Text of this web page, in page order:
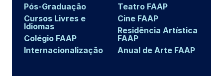
Pós-Graduação
Cursos Livres e
Idiomas
Colégio FAAP
Internacionalização
Teatro FAAP
Cine FAAP
Residência Artística
FAAP
Anual de Arte FAAP